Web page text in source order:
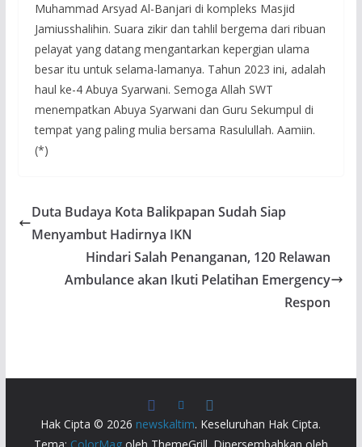
Muhammad Arsyad Al-Banjari di kompleks Masjid
Jamiusshalihin. Suara zikir dan tahlil bergema dari ribuan
pelayat yang datang mengantarkan kepergian ulama
besar itu untuk selama-lamanya. Tahun 2023 ini, adalah
haul ke-4 Abuya Syarwani. Semoga Allah SWT
menempatkan Abuya Syarwani dan Guru Sekumpul di
tempat yang paling mulia bersama Rasulullah. Aamiin.
(*)
Duta Budaya Kota Balikpapan Sudah Siap
Menyambut Hadirnya IKN
Hindari Salah Penanganan, 120 Relawan
Ambulance akan Ikuti Pelatihan Emergency
Respon
Hak Cipta © 2026 newskaltim. Keseluruhan Hak Cipta.